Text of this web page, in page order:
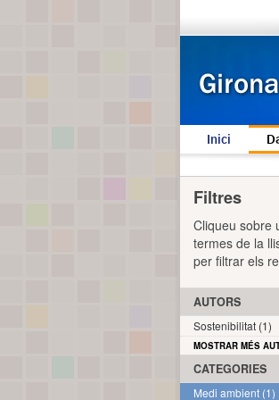
Inici
Filtres
Cliqueu sobre
termes de la
per filtrar els
AUTORS
Sostenibilitat (1)
MOSTRAR MÉS
CATEGORIES
Medi ambient (1)